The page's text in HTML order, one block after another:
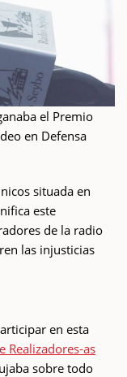
el Premio
en Defensa
situada en
este
de la radio
las injusticias
en esta
Realizadores-as
sobre todo